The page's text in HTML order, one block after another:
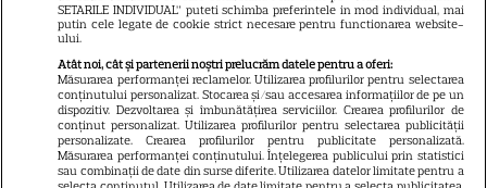
ARTICOLE PARTENERI
La ce ajută ceaiul din frunze de
nuc și cum se prepară
SETARILE INDIVIDUAL” puteti schimba preferintele in mod individual, mai
putin cele legate de cookie strict necesare pentru functionarea website-
ului.
Atât noi, cât și partenerii noștri prelucrăm datele pentru a oferi:
Măsurarea performanței reclamelor. Utilizarea profilurilor pentru selectarea
conținutului personalizat. Stocarea și/sau accesarea informațiilor de pe un
dispozitiv. Dezvoltarea și îmbunătățirea serviciilor. Crearea profilurilor de
conținut personalizat. Utilizarea profilurilor pentru selectarea publicității
personalizate. Crearea profilurilor pentru publicitate personalizată.
Măsurarea performanței conținutului. Înțelegerea publicului prin statistici
sau combinații de date din surse diferite. Utilizarea datelor limitate pentru a